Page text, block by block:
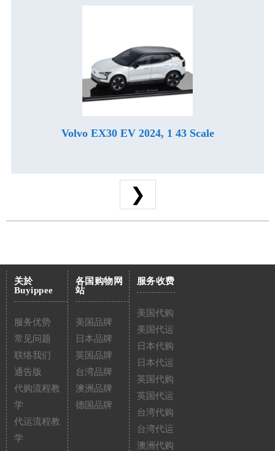
Volvo EX30 EV 2024, 1 43 Scale
❯
关於
Buyippee
服务优势
常见问题
联络我们
通告版
代购流程教
学
代运流程教
学
各国购物网
站
美国品牌
日本品牌
英国品牌
台湾品牌
澳洲品牌
德国品牌
服务收费
美国代购
美国代运
日本代购
日本代运
英国代购
英国代运
台湾代购
台湾代运
澳洲代购